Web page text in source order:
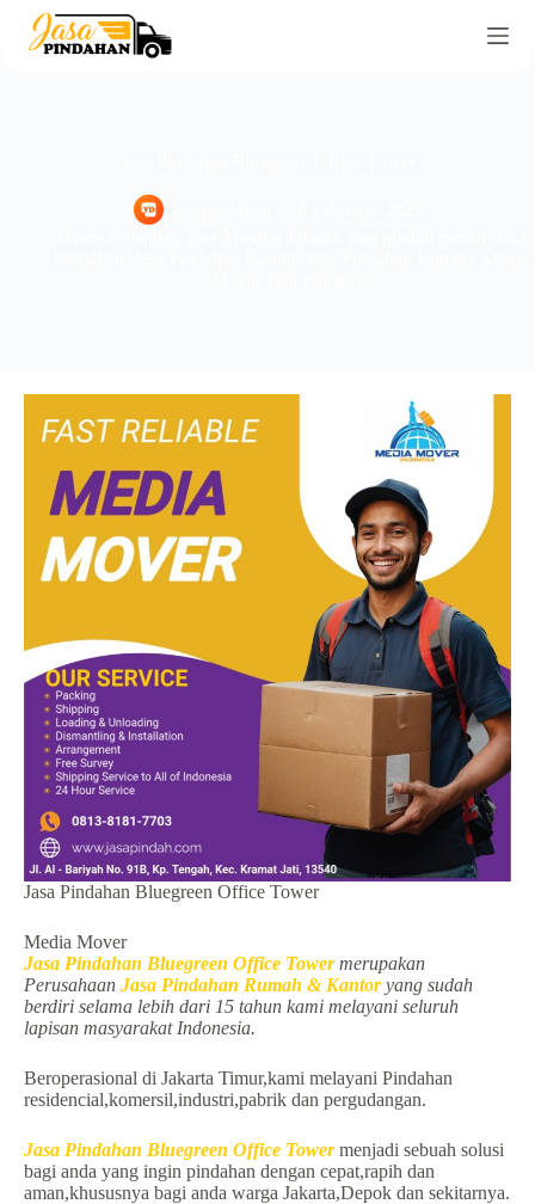
Jasa Pindahan Bluegreen Office Tower
Media Mover
Jasa Pindahan Bluegreen Office Tower merupakan
Perusahaan Jasa Pindahan Rumah & Kantor yang sudah
berdiri selama lebih dari 15 tahun kami melayani seluruh
lapisan masyarakat Indonesia.
Beroperasional di Jakarta Timur,kami melayani Pindahan
residencial,komersil,industri,pabrik dan pergudangan.
Jasa Pindahan Bluegreen Office Towermenjadi sebuah solusi
bagi anda yang ingin pindahan dengan cepat,rapih dan
aman,khususnya bagi anda warga Jakarta,Depok dan sekitarnya.